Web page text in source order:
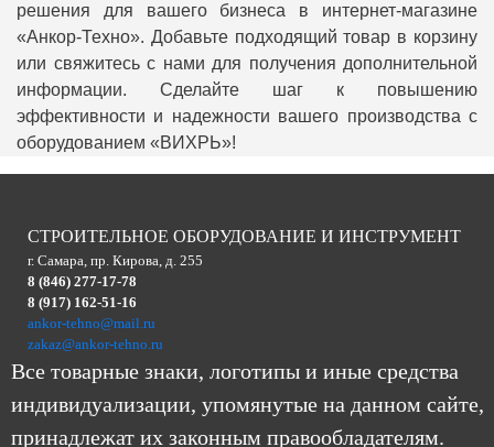
решения для вашего бизнеса в интернет-магазине
«Анкор-Техно». Добавьте подходящий товар в корзину
или свяжитесь с нами для получения дополнительной
информации. Сделайте шаг к повышению
эффективности и надежности вашего производства с
оборудованием «ВИХРЬ»!
СТРОИТЕЛЬНОЕ ОБОРУДОВАНИЕ И ИНСТРУМЕНТ
г. Самара, пр. Кирова, д. 255
8 (846) 277-17-78
8 (917) 162-51-16
ankor-tehno@mail.ru
zakaz@ankor-tehno.ru
Все товарные знаки, логотипы и иные средства
индивидуализации, упомянутые на данном сайте,
принадлежат их законным правообладателям.